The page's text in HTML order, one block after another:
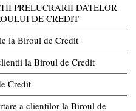
PRELUCRARII DATELOR
DE CREDIT
la Biroul de Credit
la Biroul de Credit
Credit
a clientilor la Biroul de